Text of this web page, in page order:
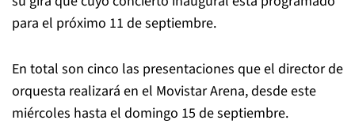
para el próximo 11 de septiembre.
En total son cinco las presentaciones que el director de
orquesta realizará en el Movistar Arena, desde este
miércoles hasta el domingo 15 de septiembre.